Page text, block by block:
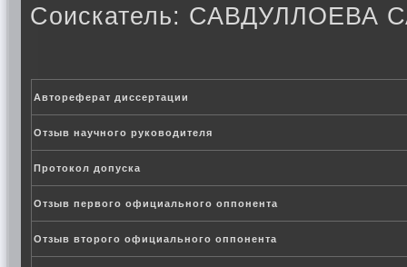
Соискатель:
Автореферат диссертации
Отзыв научного руководителя
Протокол допуска
Отзыв первого официального оппонента
Отзыв второго официального оппонента